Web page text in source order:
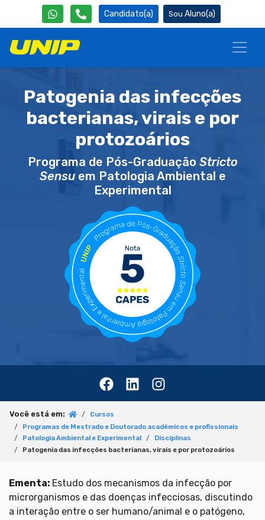
Candidato(a) Aluno(a)
Patogenia das infecções
bacterianas, virais e por
protozoários
Programa de Pós-Graduação Stricto
Sensuem Patologia Ambiental e
Experimental
Você está em:
Cursos
Programas de Mestrado e Doutorado acadêmicos e profissionais
Patologia Ambiental e Experimental
Disciplinas
Patogenia das infecções bacterianas, virais e por protozoários
Ementa: Estudo dos mecanismos da infecção por
microrganismos e das doenças infecciosas, discutindo
a interação entre o ser humano/animal e o patógeno,